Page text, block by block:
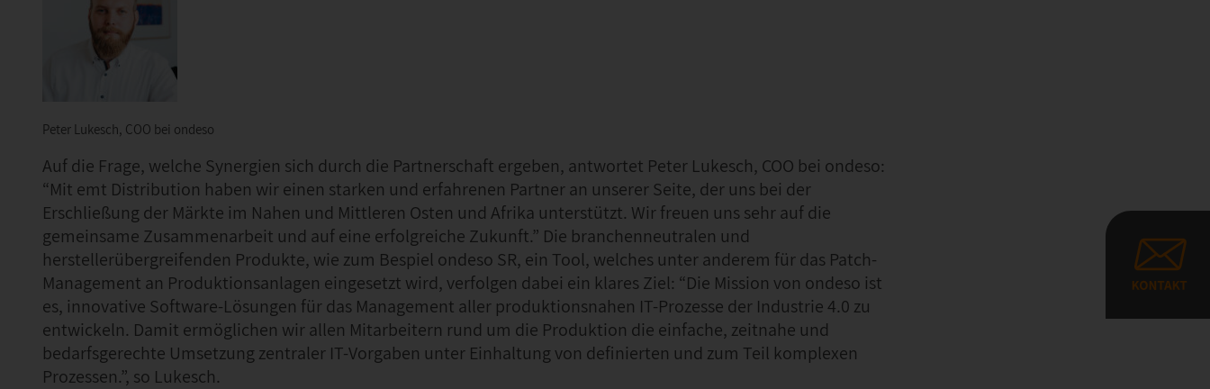
Peter Lukesch, COO bei ondeso
Auf die Frage, welche Synergien sich durch die Partnerschaft ergeben, antwortet Peter Lukesch, COO bei ondeso:
“Mit emt Distribution haben wir einen starken und erfahrenen Partner an unserer Seite, der uns bei der
Erschließung der Märkte im Nahen und Mittleren Osten und Afrika unterstützt. Wir freuen uns sehr auf die
gemeinsame Zusammenarbeit und auf eine erfolgreiche Zukunft.” Die branchenneutralen und
herstellerübergreifenden Produkte, wie zum Bespiel ondeso SR, ein Tool, welches unter anderem für das Patch-
Management an Produktionsanlagen eingesetzt wird, verfolgen dabei ein klares Ziel: “Die Mission von ondeso ist
es, innovative Software-Lösungen für das Management aller produktionsnahen IT-Prozesse der Industrie 4.0 zu
entwickeln. Damit ermöglichen wir allen Mitarbeitern rund um die Produktion die einfache, zeitnahe und
bedarfsgerechte Umsetzung zentraler IT-Vorgaben unter Einhaltung von definierten und zum Teil komplexen
Prozessen.”, so Lukesch.